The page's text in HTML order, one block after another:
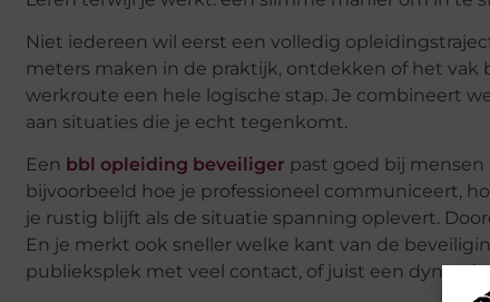
Niet iedereen wil eerst een volledig
meters maken in de praktijk, ontdekken of het vak
werkroute een hele logische stap. Je combineert
aan situaties die je echt tegenkomt.
Een bbl opleiding beveiliger past goed bij mensen
bijvoorbeeld hoe je professioneel communiceert,
je rustig blijft als de situatie spanning oplevert.
En je merkt ook sneller welke kant van de
publieksplek met veel contact, of juist een